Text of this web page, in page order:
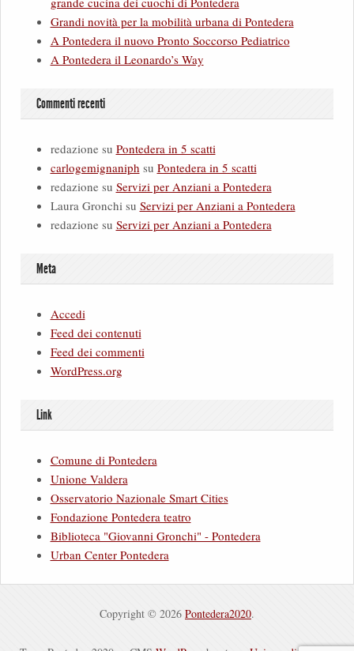
Grandi novità per la mobilità urbana di Pontedera
A Pontedera il nuovo Pronto Soccorso Pediatrico
A Pontedera il Leonardo’s Way
Commenti recenti
redazionesu Pontedera in 5 scatti
carlogemignaniph su Pontedera in 5 scatti
redazionesu Servizi per Anziani a Pontedera
Laura Gronchisu Servizi per Anziani a Pontedera
redazionesu Servizi per Anziani a Pontedera
Meta
Accedi
Feed dei contenuti
Feed dei commenti
WordPress.org
Link
Comune di Pontedera
Unione Valdera
Osservatorio Nazionale Smart Cities
Fondazione Pontedera teatro
Biblioteca "Giovanni Gronchi" - Pontedera
Urban Center Pontedera
Copyright © 2026 Pontedera2020.